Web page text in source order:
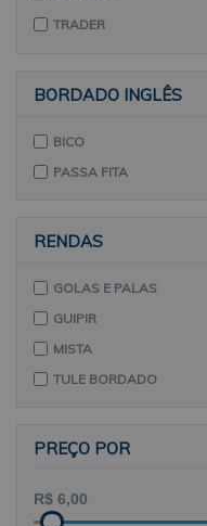
TRADER
BORDADO INGLÊS
BICO
PASSA FITA
RENDAS
GOLAS E PALAS
GUIPIR
MISTA
TULE BORDADO
PREÇO POR